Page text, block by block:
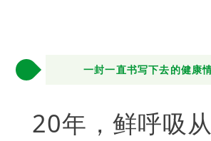
4 一封一直书写下去的健康
20年，鲜呼吸